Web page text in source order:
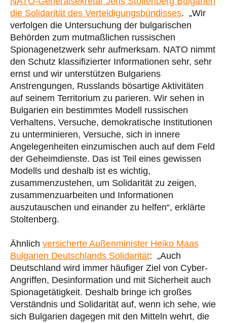
die Solidarität des Verteidigungsbündisses. „Wir
verfolgen die Untersuchung der bulgarischen
Behörden zum mutmaßlichen russischen
Spionagenetzwerk sehr aufmerksam. NATO nimmt
den Schutz klassifizierter Informationen sehr, sehr
ernst und wir unterstützen Bulgariens
Anstrengungen, Russlands bösartige Aktivitäten
auf seinem Territorium zu parieren. Wir sehen in
Bulgarien ein bestimmtes Modell russischen
Verhaltens, Versuche, demokratische Institutionen
zu unterminieren, Versuche, sich in innere
Angelegenheiten einzumischen auch auf dem Feld
der Geheimdienste. Das ist Teil eines gewissen
Modells und deshalb ist es wichtig,
zusammenzustehen, um Solidarität zu zeigen,
zusammenzuarbeiten und Informationen
auszutauschen und einander zu helfen“, erklärte
Stoltenberg.
Ähnlich versicherte Außenminister Heiko Maas
Bulgarien Deutschlands Solidarität: „Auch
Deutschland wird immer häufiger Ziel von Cyber-
Angriffen, Desinformation und mit Sicherheit auch
Spionagetätigkeit. Deshalb bringe ich großes
Verständnis und Solidarität auf, wenn ich sehe, wie
sich Bulgarien dagegen mit den Mitteln wehrt, die